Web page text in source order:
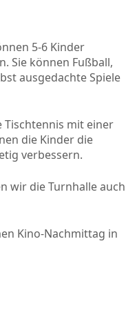
5-6 Kinder
Sie können Fußball,
ausgedachte Spiele
mit einer
die Kinder die
verbessern.
wir die Turnhalle auch
Kino-Nachmittag in